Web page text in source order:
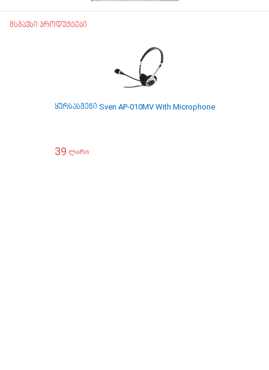
მსგავსი პროდუქტები
ყურსასმენი Sven AP-010MV With Microphone
39 ლარი